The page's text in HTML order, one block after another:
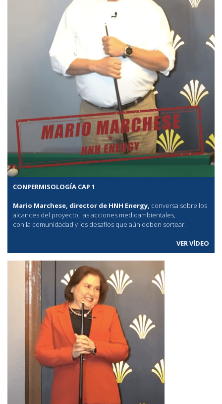
CONPERMISOLOGÍA CAP 1
Mario Marchese, director de HNH Energy, conversa sobre los
alcances del proyecto, las acciones medioambientales,
con la comunidadad y los desafíos que aún deben sortear.
VER VÍDEO